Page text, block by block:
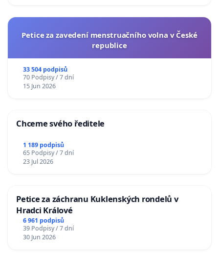
Petice za zavedení menstruačního volna v České
republice
33 504 podpisů
70 Podpisy / 7 dní
15 Jun 2026
Chceme svého ředitele
1 189 podpisů
65 Podpisy / 7 dní
23 Jul 2026
Petice za záchranu Kuklenských rondelů v
Hradci Králové
6 961 podpisů
39 Podpisy / 7 dní
30 Jun 2026